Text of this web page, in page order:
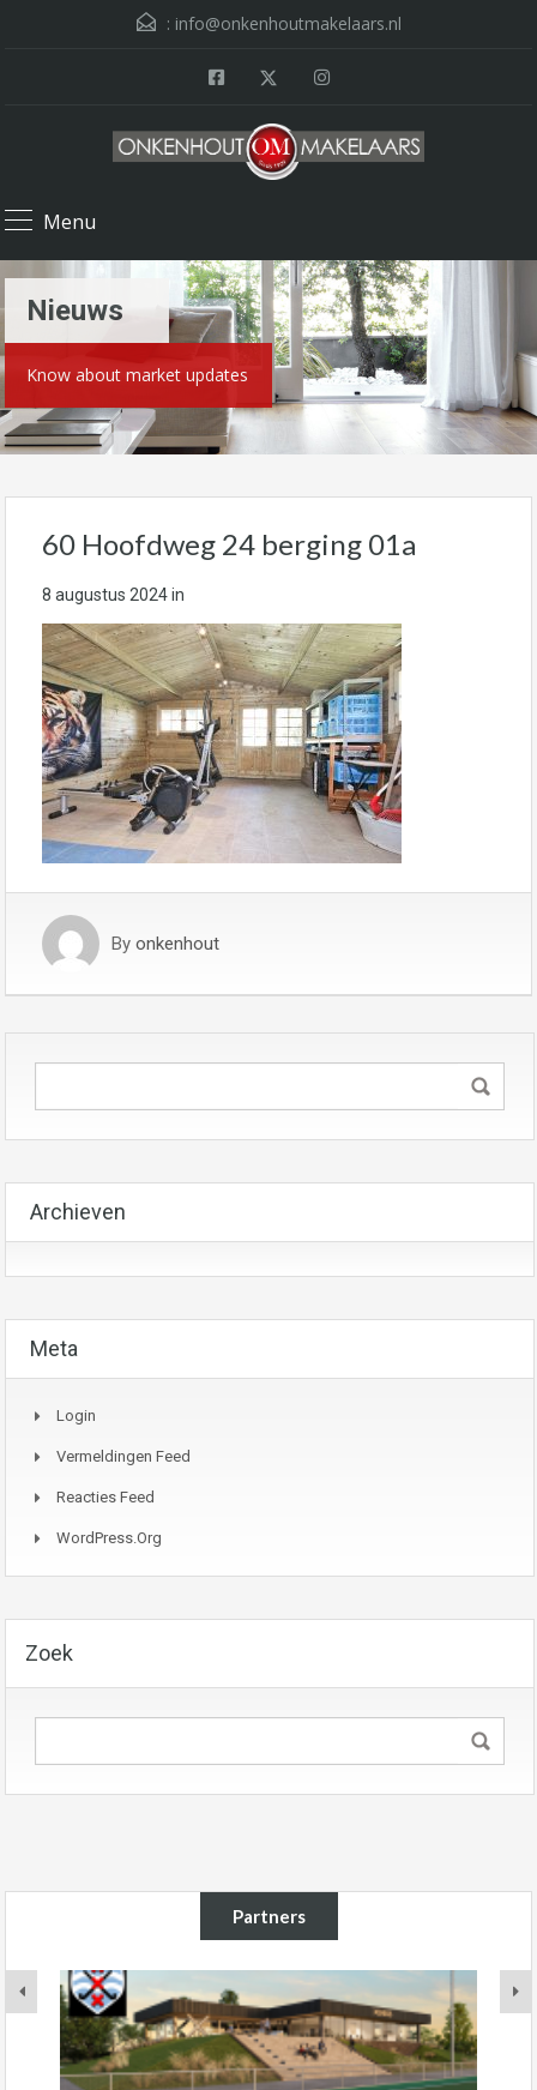
: info@onkenhoutmakelaars.nl
Menu
Nieuws
Know about market updates
60 Hoofdweg 24 berging 01a
8 augustus 2024in
By onkenhout
Archieven
Meta
Login
Vermeldingen Feed
Reacties Feed
WordPress.org
Zoek
Partners